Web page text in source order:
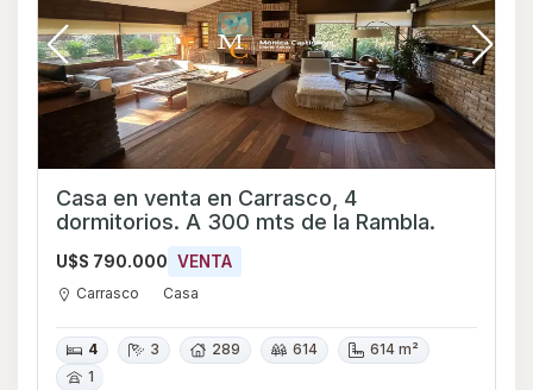
Casa en venta en Carrasco, 4
dormitorios. A 300 mts de la Rambla.
U$S 790.000 VENTA
Carrasco Casa
4 3 289 614
614 m²
1